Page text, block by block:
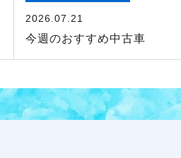
2026.07.21
今週のおすすめ中古車